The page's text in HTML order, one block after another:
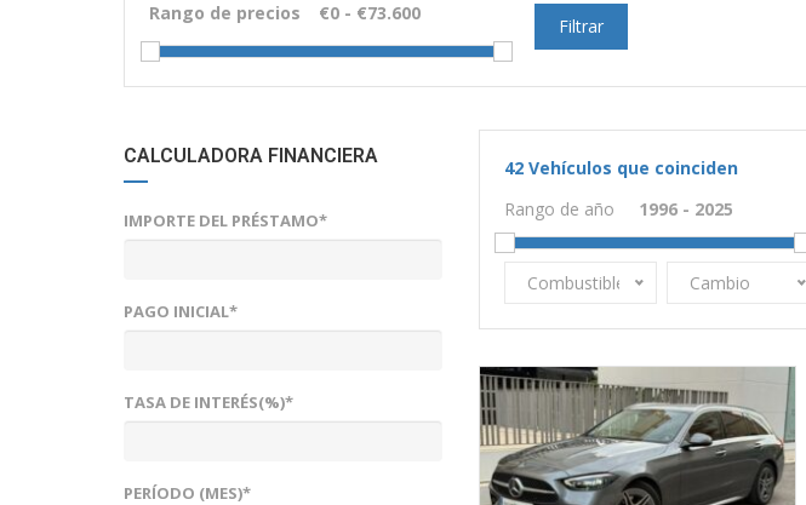
Rango de precios
Filtrar
CALCULADORA FINANCIERA
IMPORTE DEL PRÉSTAMO*
PAGO INICIAL*
TASA DE INTERÉS(%)*
PERÍODO (MES)*
42 Vehículos que coinciden
Rango de año
Combustible Cambio